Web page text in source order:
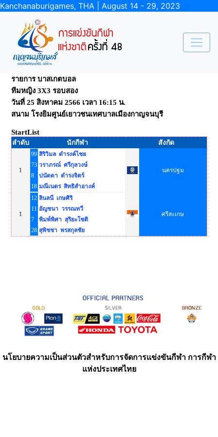
Kanchanaburigames, THA | August 14 - 29, 2023
รายการ บาสเกตบอล
ทีมหญิง 3X3 รอบสอง
วันที่ 25 สิงหาคม 2566 เวลา 16:15 น.
สนาม โรงยิมศูนย์เยาวชนเทศบาลเมืองกาญจนบุรี
StartList
ลำดับ นักกีฬา สังกัด
1
99 สิริวิมล ดำรงค์ไชย
73 วราภรณ์ ศรีกุลวงษ์
8
ปนัดดา ดำรงจิตร์
18 มณีเนตร สิทธิสำอางค์
นครปฐม
1
12 ลินลนี เกษศิริ
11 อัญชนา วรรณทวี
7
พิมพ์พิศา สุริยะโชติ
28 สุพิชชา พรสกุลชัย
ศรีสะเกษ
นโยบายความเป็นส่วนตัวสำหรับการจัดการแข่งขันกีฬา การกีฬา
แห่งประเทศไทย